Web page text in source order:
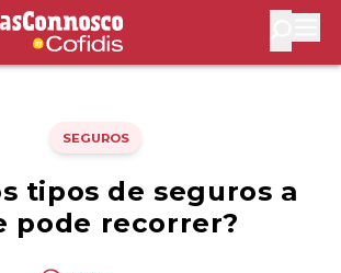
by Cofidis
SEGUROS
tipos de seguros a
pode recorrer?